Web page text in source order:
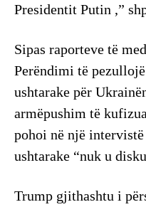
Presidentit Putin ,”
Sipas raporteve të
Perëndimi të
ushtarake për
armëpushim të
pohoi në një
ushtarake “nuk u
Trump gjithashtu i